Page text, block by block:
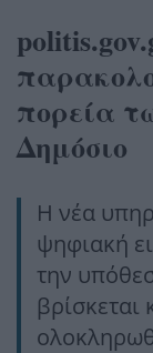
πορεία
Δημόσιο
Η νέα
ψηφιακή
την
βρίσκεται